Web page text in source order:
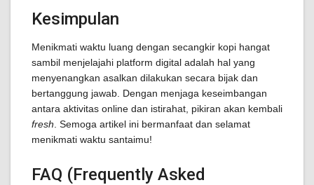
Kesimpulan
Menikmati waktu luang dengan secangkir kopi hangat
sambil menjelajahi platform digital adalah hal yang
menyenangkan asalkan dilakukan secara bijak dan
bertanggung jawab. Dengan menjaga keseimbangan
antara aktivitas online dan istirahat, pikiran akan kembali
fresh . Semoga artikel ini bermanfaat dan selamat
menikmati waktu santaimu!
FAQ (Frequently Asked